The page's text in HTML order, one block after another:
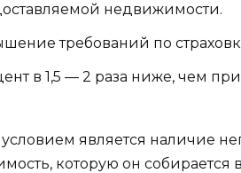
недвижимости.
требований по
в 1,5 — 2 раза ниже, чем при
является наличие
которую он собирается